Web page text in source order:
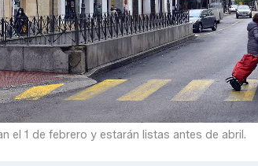
el 1 de febrero y estarán listas antes de abril.